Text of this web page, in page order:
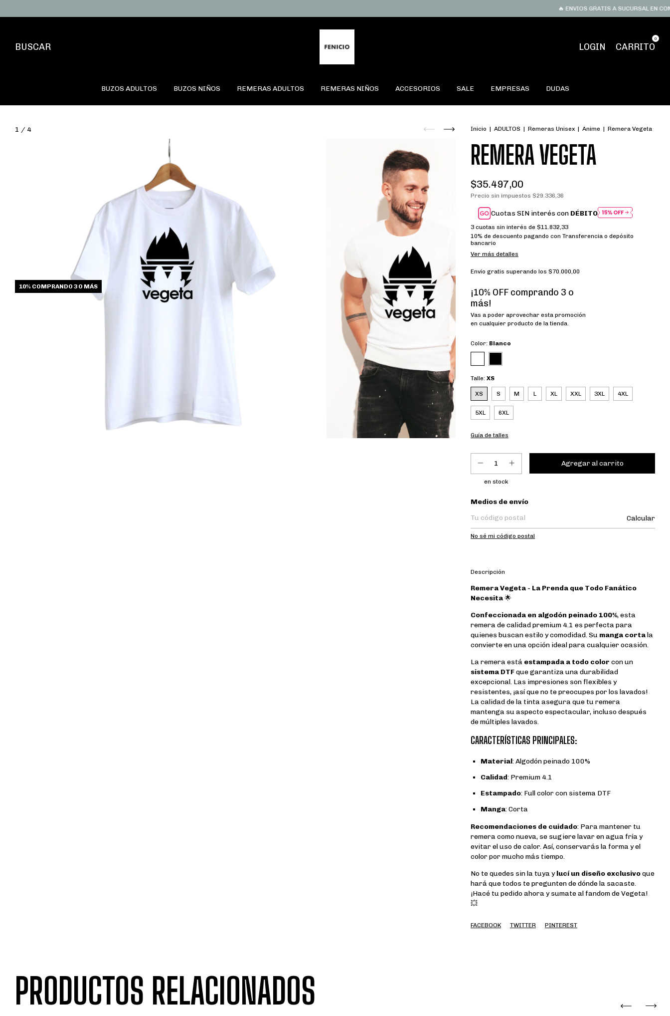
🔥 ENVIOS GRATIS A SUCURSAL EN
BUSCAR LOGIN CARRITO
0
BUZOS ADULTOS BUZOS NIÑOS REMERAS ADULTOS REMERAS NIÑOS ACCESORIOS SALE EMPRESAS DUDAS
1 / 4
10% COMPRANDO 3 O MÁS
Inicio | ADULTOS | Remeras Unisex | Anime | Remera Vegeta
REMERA VEGETA
$35.497,00
Precio sin impuestos $29.336,36
Cuotas SIN interés con DÉBITO
3 cuotas sin interés de $11.832,33
10% de descuento pagando con Transferencia o depósito
bancario
Ver más detalles
Envío gratis superando los $70.000,00
¡10% OFF comprando 3 o
más!
Vas a poder aprovechar esta promoción
en cualquier producto de la tienda.
Color: Blanco
Talle: XS
XS S M L XL XXL 3XL 4XL
5XL 6XL
Guía de talles
en stock
Entregas para el CP:
Medios de envío
Calcular
No sé mi código postal
Descripción
Remera Vegeta - La Prenda que Todo Fanático
Necesita🌟
Confeccionada en algodón peinado 100%, esta
remera de calidad premium 4.1 es perfecta para
quienes buscan estilo y comodidad. Su manga cortala
convierte en una opción ideal para cualquier ocasión.
La remera está estampada a todo color con un
sistema DTFque garantiza una durabilidad
excepcional. Las impresiones son flexibles y
resistentes, ¡así que no te preocupes por los lavados!
La calidad de la tinta asegura que tu remera
mantenga su aspecto espectacular, incluso después
de múltiples lavados.
CARACTERÍSTICAS PRINCIPALES:
Material: Algodón peinado 100%
Calidad: Premium 4.1
Estampado: Full color con sistema DTF
Manga: Corta
Recomendaciones de cuidado: Para mantener tu
remera como nueva, se sugiere lavar en agua fría y
evitar el uso de calor. Así, conservarás la forma y el
color por mucho más tiempo.
No te quedes sin la tuya ylucí un diseño exclusivoque
hará que todos te pregunten de dónde la sacaste.
¡Hacé tu pedido ahora y sumate al fandom de Vegeta!
💥
FACEBOOK TWITTER PINTEREST
PRODUCTOS RELACIONADOS